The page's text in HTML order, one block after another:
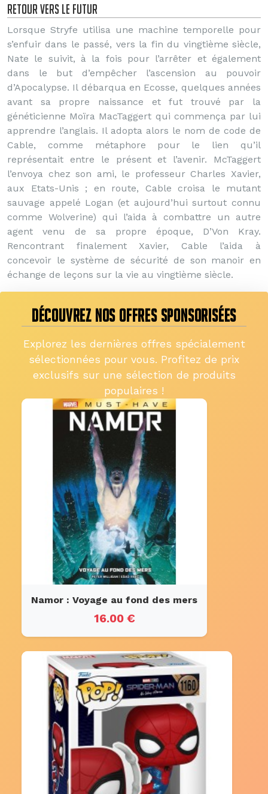
Retour vers le futur
Lorsque Stryfe utilisa une machine temporelle pour
s’enfuir dans le passé, vers la fin du vingtième siècle,
Nate le suivit, à la fois pour l’arrêter et également
dans le but d’empêcher l’ascension au pouvoir
d’Apocalypse. Il débarqua en Ecosse, quelques années
avant sa propre naissance et fut trouvé par la
généticienne Moïra MacTaggert qui commença par lui
apprendre l’anglais. Il adopta alors le nom de code de
Cable, comme métaphore pour le lien qu’il
représentait entre le présent et l’avenir. McTaggert
l’envoya chez son ami, le professeur Charles Xavier,
aux Etats-Unis ; en route, Cable croisa le mutant
sauvage appelé Logan (et aujourd’hui surtout connu
comme Wolverine) qui l’aida à combattre un autre
agent venu de sa propre époque, D’Von Kray.
Rencontrant finalement Xavier, Cable l’aida à
concevoir le système de sécurité de son manoir en
échange de leçons sur la vie au vingtième siècle.
DÉCOUVREZ NOS OFFRES SPONSORISÉES
Explorez les dernières offres spécialement
sélectionnées pour vous. Profitez de prix
exclusifs sur une sélection de produits
populaires !
Namor : Voyage au fond des mers
16.00 €